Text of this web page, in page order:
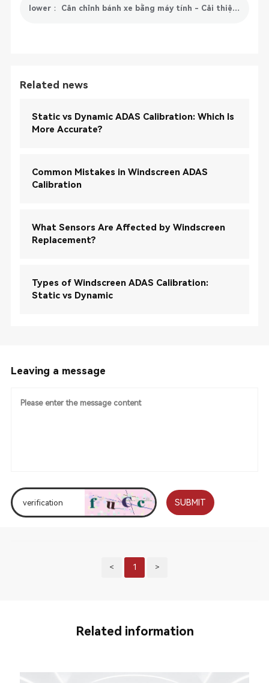
lower： Cân chỉnh bánh xe bằng máy tính - Cải thiện hiệu quả và độ chính xác của việc cân chỉnh
Related news
Static vs Dynamic ADAS Calibration: Which Is
More Accurate?
Common Mistakes in Windscreen ADAS
Calibration
What Sensors Are Affected by Windscreen
Replacement?
Types of Windscreen ADAS Calibration:
Static vs Dynamic
Leaving a message
SUBMIT
< 1 >
Related information